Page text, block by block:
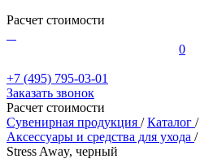
Расчет стоимости
0
+7 (495) 795-03-01
Заказать звонок
Расчет стоимости
Сувенирная продукция / Каталог /
Аксессуары и средства для ухода /
Stress Away, черный